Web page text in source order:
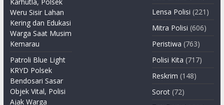
Weru Sisir Lahan
Kering dan Edukasi
Warga Saat Musim
Kemarau
Patroli Blue Light
KRYD Polsek
Bendosari Sasar
Objek Vital, Polisi
Ajak Warga
Lensa Polisi (221)
Mitra Polisi (606)
Peristiwa (763)
Polisi Kita (717)
Reskrim (148)
Sorot (72)